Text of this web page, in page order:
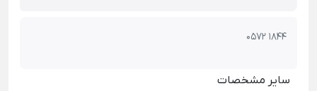
0572 1844
سایر مشخصات